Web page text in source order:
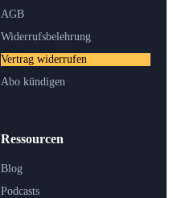
Ressourcen
Blog
Podcasts
AGB
Widerrufsbelehrung
Vertrag widerrufen
Abo kündigen